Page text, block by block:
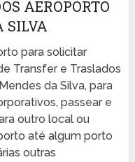
AEROPORTO
SILVA
para solicitar
Transfer e Traslados
da Silva, para
passear e
outro local ou
até algum porto
outras